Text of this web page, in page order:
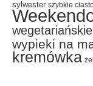
sylwester szybkie
wegetariańskie
wypieki na
kremówka